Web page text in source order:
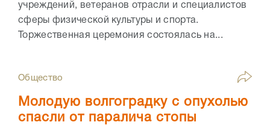
учреждений, ветеранов отрасли и специалистов
сферы физической культуры и спорта.
Торжественная церемония состоялась на...
Общество
Молодую волгоградку с опухолью
спасли от паралича стопы